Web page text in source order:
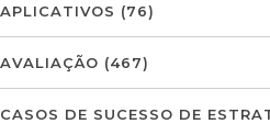
APLICATIVOS (76)
AVALIAÇÃO (467)
CASOS DE SUCESSO DE